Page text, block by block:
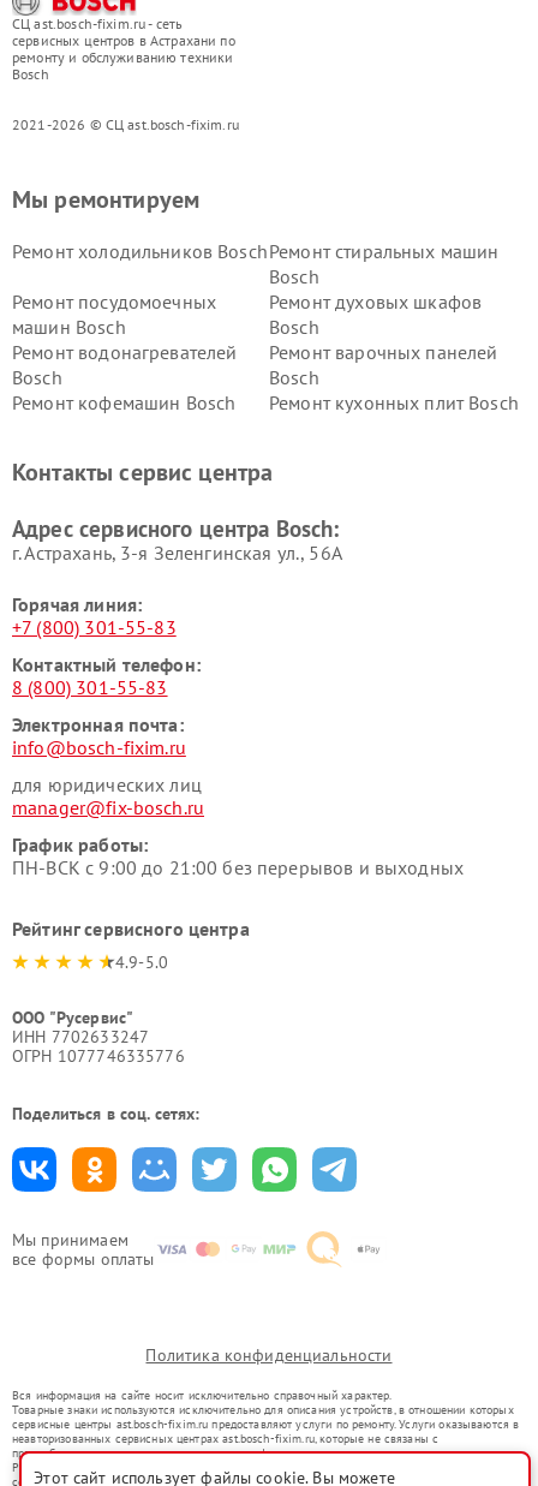
СЦ ast.bosch-fixim.ru - сеть
сервисных центров в Астрахани по
ремонту и обслуживанию техники
Bosch
2021-2026 © СЦ ast.bosch-fixim.ru
Мы принимаем
все формы оплаты
Мы ремонтируем
Ремонт холодильников BoschРемонт стиральных машин
Bosch
Ремонт посудомоечных
машин Bosch
Ремонт духовых шкафов
Bosch
Ремонт водонагревателей
Bosch
Ремонт варочных панелей
Bosch
Ремонт кофемашин Bosch
Ремонт кухонных плит Bosch
Ремонт сушильных автоматовРемонт морозильных камер
Контакты сервис центра
Адрес сервисного центра Bosch:
г. Астрахань, 3-я Зеленгинская ул., 56А
Горячая линия:
+7 (800) 301-55-83
Контактный телефон:
8 (800) 301-55-83
Электронная почта:
info@bosch-fixim.ru
для юридических лиц
manager@fix-bosch.ru
График работы:
ПН-ВСК с 9:00 до 21:00 без перерывов и выходных
Рейтинг сервисного центра
4.9-5.0
ООО "Русервис"
ИНН 7702633247
ОГРН 1077746335776
Поделиться в соц. сетях:
Политика конфиденциальности
Вся информация на сайте носит исключительно справочный характер.
Товарные знаки используются исключительно для описания устройств, в отношении которых
сервисные центры ast.bosch-fixim.ru предоставляют услуги по ремонту. Услуги оказываются в
неавторизованных сервисных центрах ast.bosch-fixim.ru, которые не связаны с
правообладателями товарных знаков или их официальными представителями.
Ремонт осуществляется для устройств, уже введенных в гражданский оборот в соответствии
со статьей 1487 ГК РФ.
Этот сайт использует файлы cookie. Вы можете